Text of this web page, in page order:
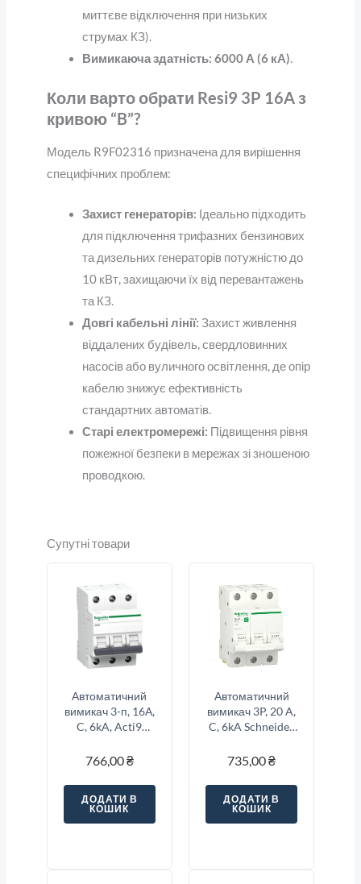
миттєве відключення при низьких
струмах КЗ).
Вимикаюча здатність: 6000 А (6 кА).
Коли варто обрати Resi9 3P 16A з
кривою “B”?
Модель R9F02316 призначена для вирішення
специфічних проблем:
Захист генераторів: Ідеально підходить
для підключення трифазних бензинових
та дизельних генераторів потужністю до
10 кВт, захищаючи їх від перевантажень
та КЗ.
Довгі кабельні лінії: Захист живлення
віддалених будівель, свердловинних
насосів або вуличного освітлення, де опір
кабелю знижує ефективність
стандартних автоматів.
Старі електромережі: Підвищення рівня
пожежної безпеки в мережах зі зношеною
проводкою.
Супутні товари
Автоматичний
вимикач 3-п, 16А,
C, 6kA, Acti9
Electric
766,00₴
ДОДАТИ В
КОШИК
Автоматичний
вимикач 3P, 20 A,
C, 6kA Schneider
735,00₴
ДОДАТИ В
КОШИК